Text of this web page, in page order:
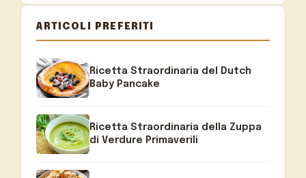
ARTICOLI PREFERITI
Ricetta Straordinaria del Dutch
Baby Pancake
Ricetta Straordinaria della Zuppa
di Verdure Primaverili